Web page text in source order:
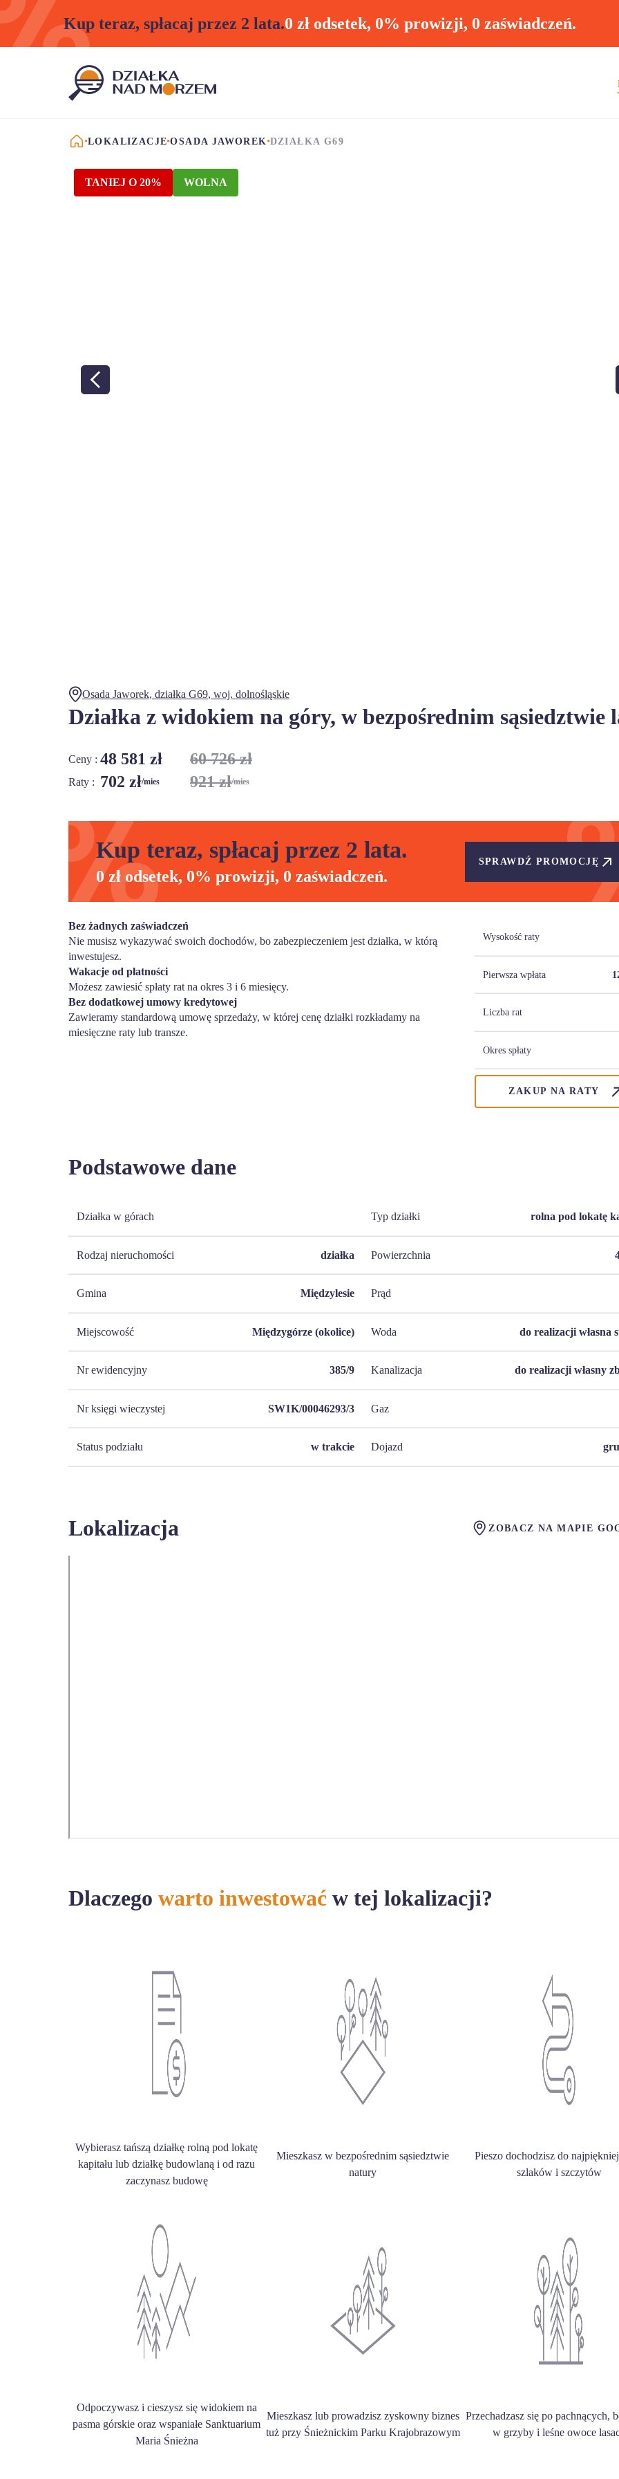
Kup teraz, spłacaj przez 2 lata.0 zł odsetek, 0% prowizji, 0 zaświadczeń.
STRONA GŁÓWNA
LOKALIZACJE OSADA JAWOREK DZIAŁKA G69
TANIEJ O 20% WOLNA
Osada Jaworek, działka G69, woj. dolnośląskie
Działka z widokiem na góry, w bezpośrednim sąsiedztwie
Ceny : 48 581 zł 60 726 zł
Raty : 702 zł/mies 921 zł/mies
Kup teraz, spłacaj przez 2 lata.
0 zł odsetek, 0% prowizji, 0 zaświadczeń.
SPRAWDŹ PROMOCJĘ
Bez żadnych zaświadczeń
Nie musisz wykazywać swoich dochodów, bo zabezpieczeniem jest działka, w którą
inwestujesz.
Wakacje od płatności
Możesz zawiesić spłaty rat na okres 3 i 6 miesięcy.
Bez dodatkowej umowy kredytowej
Zawieramy standardową umowę sprzedaży, w której cenę działki rozkładamy na
miesięczne raty lub transze.
Wysokość raty
Pierwsza wpłata
Liczba rat
Okres spłaty
ZAKUP NA RATY
Podstawowe dane
Działka w górach
Rodzaj nieruchomości działka
Gmina Międzylesie
Miejscowość Międzygórze (okolice)
Nr ewidencyjny 385/9
Nr księgi wieczystej SW1K/00046293/3
Status podziału w trakcie
Typ działki rolna pod lokatę
Powierzchnia
Prąd
Woda do realizacji własna
Kanalizacja do realizacji własny
Gaz
Dojazd
Lokalizacja ZOBACZ NA MAPIE
Dlaczego warto inwestować w tej lokalizacji?
Wybierasz tańszą działkę rolną pod lokatę
kapitału lub działkę budowlaną i od razu
zaczynasz budowę
Mieszkasz w bezpośrednim sąsiedztwie
natury
Pieszo dochodzisz do
szlaków i szczytów
Odpoczywasz i cieszysz się widokiem na
pasma górskie oraz wspaniałe Sanktuarium
Maria Śnieżna
Mieszkasz lub prowadzisz zyskowny biznes
tuż przy Śnieżnickim Parku Krajobrazowym
Przechadzasz się po pachnących,
w grzyby i leśne owoce